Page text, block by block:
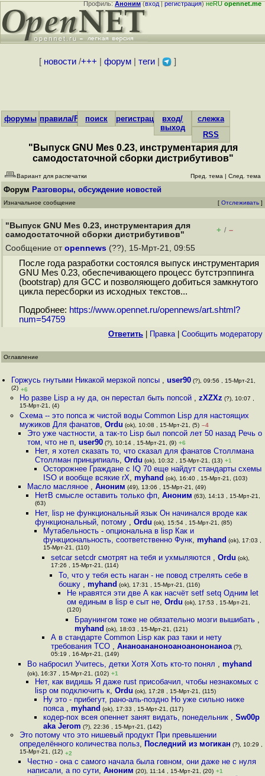
Профиль:Аноним(вход|регистрация)неRUopennet.me
[ новости/+++ форум| теги| ]
форумы правила/FAQпоиск регистрациявход/
выход
слежка
RSS
"Выпуск GNU Mes 0.23, инструментария для
самодостаточной сборки дистрибутивов"
Вариант для распечатки Пред. тема | След. тема
Форум Разговоры, обсуждение новостей
Изначальное сообщение [ Отслеживать ]
"Выпуск GNU Mes 0.23, инструментария для
самодостаточной сборки дистрибутивов"
+ / –
Сообщение от opennews (??), 15-Мрт-21, 09:55
После года разработки состоялся выпуск инструментария
GNU Mes 0.23, обеспечивающего процесс бутстрэппинга
(bootstrap) для GCC и позволяющего добиться замкнутого
цикла пересборки из исходных текстов...
Подробнее: https://www.opennet.ru/opennews/art.shtml?
num=54759
Ответить Правка| Cообщить модератору
Оглавление
Горжусь гнутыми Никакой мерзкой попсы ,user90 (?), 09:56 , 15-Мрт-21,
(2) +6
Но разве Lisp а ну да, он перестал быть попсой , zXZXz (?), 10:07 ,
15-Мрт-21, (4)
Схема -- это попса ж чистой воды Common Lisp для настоящих
мужиков Для фанатов, Ordu (ok), 10:08 , 15-Мрт-21, (5) –4
Это уже частности, а так-то Lisp был попсой лет 50 назад Речь о
том, что не п, user90(?), 10:14 , 15-Мрт-21, (9) +6
Нет, я хотел сказать то, что сказал для фанатов Столлмана
Столлман принципиаль,Ordu (ok), 10:32 , 15-Мрт-21, (13) +1
Осторожнее Граждане с IQ 70 еще найдут стандарты схемы
ISO и вообще всякие rX, myhand (ok), 16:40 , 15-Мрт-21, (103)
Масло масляное , Аноним (49), 13:06 , 15-Мрт-21, (49)
НетВ смысле оставить только фп,Аноним (63), 14:13 , 15-Мрт-21,
(63)
Нет, lisp не функциональный язык Он начинался вроде как
функциональный, потому ,Ordu (ok), 15:54 , 15-Мрт-21, (85)
Мутабельность - опциональна в lisp Как и
функциональность, соответственно Функ, myhand (ok), 17:03 ,
15-Мрт-21, (110)
setcar setcdr смотрят на тебя и ухмыляются , Ordu (ok),
17:26 , 15-Мрт-21, (114)
То, что у тебя есть наган - не повод стрелять себе в
бошку ,myhand (ok), 17:31 , 15-Мрт-21, (116)
Не нравятся эти две А как насчёт setf setq Одним let
ом единым в lisp е сыт не, Ordu (ok), 17:53 , 15-Мрт-21,
(120)
Браунингом тоже не обязательно мозги вышибать ,
myhand (ok), 18:03 , 15-Мрт-21, (121)
А в стандарте Common Lisp как раз таки и нету
требования TCO , Ананоананоноаноанононаноа(?),
05:19 , 16-Мрт-21, (149)
Во набросил Учитесь, детки Хотя Хоть кто-то понял , myhand
(ok), 16:37 , 15-Мрт-21, (102) +1
Нет, как видишь Я даже rust присобачил, чтобы незнакомых с
lisp ом подключить к,Ordu (ok), 17:28 , 15-Мрт-21, (115)
Ну это - прибегут, рано-аль-поздно Но уже сильно ниже
пояса , myhand (ok), 17:33 , 15-Мрт-21, (117)
кодер-пох всея опеннет занят видать, понедельник , Sw00p
aka Jerom (?), 22:36 , 15-Мрт-21, (142)
Это потому что это нишевый продукт При превышении
определённого количества польз, Последний из могикан (?), 10:29 ,
15-Мрт-21, (12) +2
Честно - она с самого начала была говном, они даже не с нуля
написали, а по сути, Аноним (20), 11:14 , 15-Мрт-21, (20) +1